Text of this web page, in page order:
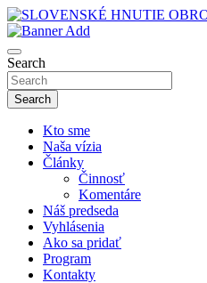
Skip
to
content
SLOVENSKÉ
Search
Search
Kto sme
Naša vízia
Články
Činnosť
Komentáre
Náš predseda
Vyhlásenia
Ako sa pridať
Program
Kontakty